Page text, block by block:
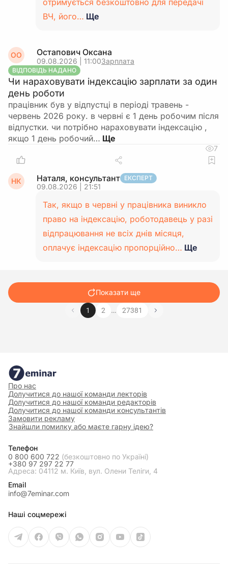
отримується безкоштовно для передачі
ВЧ, його… Ще
ОО Остапович Оксана
09.08.2026 | 11:00Зарплата
ВІДПОВІДЬ НАДАНО
Чи нараховувати індексацію зарплати за один
день роботи
працівник був у відпустці в періоді травень -
червень 2026 року. в червні є 1 день робочим після
відпустки. чи потрібно нараховувати індексацію ,
якщо 1 день робочий…
7
НК Наталя, консультант ЕКСПЕРТ
09.08.2026 | 21:51
Так, якщо в червні у працівника виникло
право на індексацію, роботодавець у разі
відпрацювання не всіх днів місяця,
оплачує індексацію пропорційно… Ще
Показати ще
1 2 … 27381
Про нас
Долучитися до нашої команди лекторів
Долучитися до нашої команди редакторів
Долучитися до нашої команди консультантів
Замовити рекламу
Знайшли помилку або маєте гарну ідею?
Телефон
0 800 600 722 (безкоштовно по Україні)
+380 97 297 22 77
Адреса: 04112 м. Київ, вул. Олени Теліги, 4
Email
info@7eminar.com
Наші соцмережі